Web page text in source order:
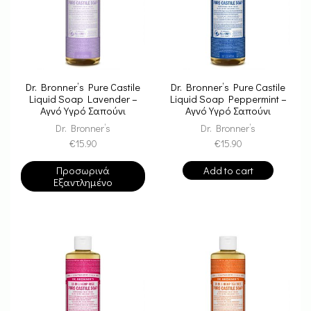
Dr. Bronner’s Pure Castile
Liquid Soap Lavender –
Αγνό Υγρό Σαπούνι
Καστίλης
Dr. Bronner’s
€15.90
Προσωρινά
Εξαντλημένο
Dr. Bronner’s Pure Castile
Liquid Soap Peppermint –
Αγνό Υγρό Σαπούνι
Καστίλης
Dr. Bronner’s
€15.90
Add to cart